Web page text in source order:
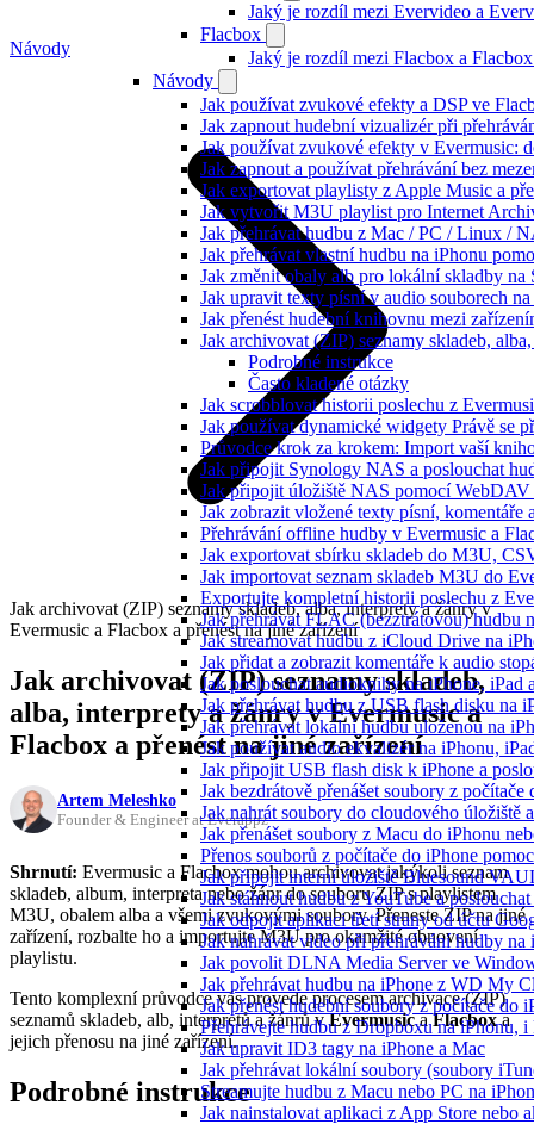
Jaký je rozdíl mezi Evervideo a
Flacbox
Jaký je rozdíl mezi Flacbox a
Návody
Jak používat zvukové efekty a DSP ve
Jak zapnout hudební vizualizér při
Jak používat zvukové efekty v Evermusic:
Jak zapnout a používat přehrávání bez
Jak exportovat playlisty z Apple Music a
Jak vytvořit M3U playlist pro Internet
Jak přehrávat hudbu z Mac / PC / Linux /
Jak přehrávat vlastní hudbu na iPhonu
Jak změnit obaly alb pro lokální skladby
Jak upravit texty písní v audio souborech
Jak přenést hudební knihovnu mezi
Jak archivovat (ZIP) seznamy skladeb,
Podrobné instrukce
Často kladené otázky
Jak scrobblovat historii poslechu z
Jak používat dynamické widgety Právě se
Průvodce krok za krokem: Import vaší
Jak připojit Synology NAS a poslouchat
Jak připojit úložiště NAS pomocí WebDAV
Jak zobrazit vložené texty písní,
Přehrávání offline hudby v Evermusic a
Jak exportovat sbírku skladeb do M3U,
Jak importovat seznam skladeb M3U do
Exportujte kompletní historii poslechu z
Jak přehrávat FLAC (bezztrátovou) hudbu
Jak streamovat hudbu z iCloud Drive na
Jak přidat a zobrazit komentáře k audio
Jak poslouchat audioknihy na iPhone, iPad
Jak přehrávat hudbu z USB flash disku na
Jak přehrávat lokální hudbu uloženou na
Jak používat audio ekvalizér na iPhonu,
Jak připojit USB flash disk k iPhone a
Jak bezdrátově přenášet soubory z
Jak nahrát soubory do cloudového
Jak přenášet soubory z Macu do iPhonu
Přenos souborů z počítače do iPhone
Jak připojit interní úložiště Bluesound
Jak stáhnout hudbu z YouTube a
Jak odpojit aplikaci třetí strany od účtu
Jak nahrávat video při přehrávání hudby na
Jak povolit DLNA Media Server ve
Jak přehrávat hudbu na iPhone z WD My
Jak přenést hudební soubory z počítače
Přehrávejte hudbu z Dropboxu na iPhonu,
Jak upravit ID3 tagy na iPhone a Mac
Jak přehrávat lokální soubory (soubory
Streamujte hudbu z Macu nebo PC na
Jak nainstalovat aplikaci z App Store nebo
Návody
Jak archivovat (ZIP) seznamy skladeb, alba, interprety a žánry v
Evermusic a Flacbox a přenést na jiné zařízení
Jak archivovat (ZIP) seznamy skladeb,
alba, interprety a žánry v Evermusic a
Flacbox a přenést na jiné zařízení
Artem Meleshko
Founder & Engineer at Everappz
Shrnutí: Evermusic a Flacbox mohou archivovat jakýkoli seznam
skladeb, album, interpreta nebo žánr do souboru ZIP s playlistem
M3U, obalem alba a všemi zvukovými soubory. Přeneste ZIP na jiné
zařízení, rozbalte ho a importujte M3U pro okamžité obnovení
playlistu.
Tento komplexní průvodce vás provede procesem archivace (ZIP)
seznamů skladeb, alb, interpretů a žánrů vEvermusicaFlacboxa
jejich přenosu na jiné zařízení.
Podrobné instrukce